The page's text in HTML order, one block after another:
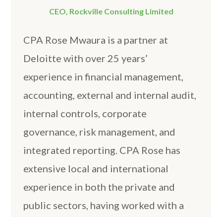
CEO, Rockville Consulting Limited
CPA Rose Mwaura is a partner at
Deloitte with over 25 years’
experience in financial management,
accounting, external and internal audit,
internal controls, corporate
governance, risk management, and
integrated reporting. CPA Rose has
extensive local and international
experience in both the private and
public sectors, having worked with a